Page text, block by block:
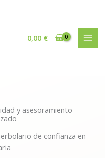
0,00 €
y asesoramiento
de confianza en